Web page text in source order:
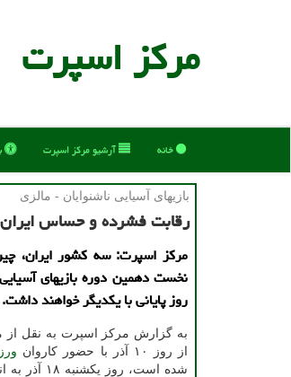
مركز اسپرت
خانه آرشیو مركز اسپرت
بازیهای آسیایی ناشنوایان - مالزی
رقابت فشرده و حساس ایران
مرکز اسپرت: سه کشور ایران،
نخست دهمین دوره بازیهای
روز پایانی با یکدیگر خواهند داشت.
به گزارش مرکز اسپرت به نقل از
از روز ۱۰ آذر با حضور کاروان
شده است،